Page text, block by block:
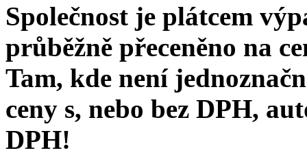
Společnost je plátcem
průběžně přeceněno na
Tam, kde není
ceny s, nebo bez DPH,
DPH!